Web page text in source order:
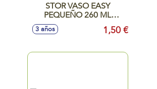
STOR VASO EASY
PEQUEÑO 260 ML
DISNEY PRINCESS TRUE
3 años 1,50 €